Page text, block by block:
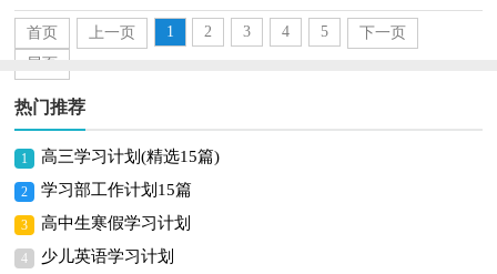
定计划呢？下面是小编精心整理的酒店前厅部年度工作...
首页 上一页 1 2 3 4 5
下一页
尾页
热门推荐
1 高三学习计划(精选15篇)
2 学习部工作计划15篇
3 高中生寒假学习计划
4 少儿英语学习计划